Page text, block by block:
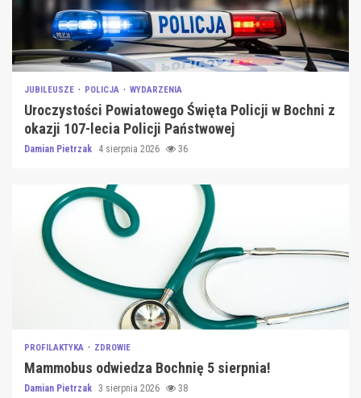
JUBILEUSZE POLICJA WYDARZENIA
Uroczystości Powiatowego Święta Policji w Bochni z
okazji 107-lecia Policji Państwowej
Damian Pietrzak 4 sierpnia 2026 36
PROFILAKTYKA ZDROWIE
Mammobus odwiedza Bochnię 5 sierpnia!
Damian Pietrzak 3 sierpnia 2026 38